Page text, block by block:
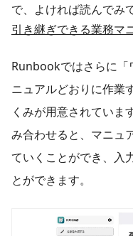
で、よければ読んでみ
引き継ぎできる業務マ
Runbookではさらに「
ニュアルどおりに作業
くみが用意されていま
み合わせると、マニュ
ていくことができ、入
とができます。